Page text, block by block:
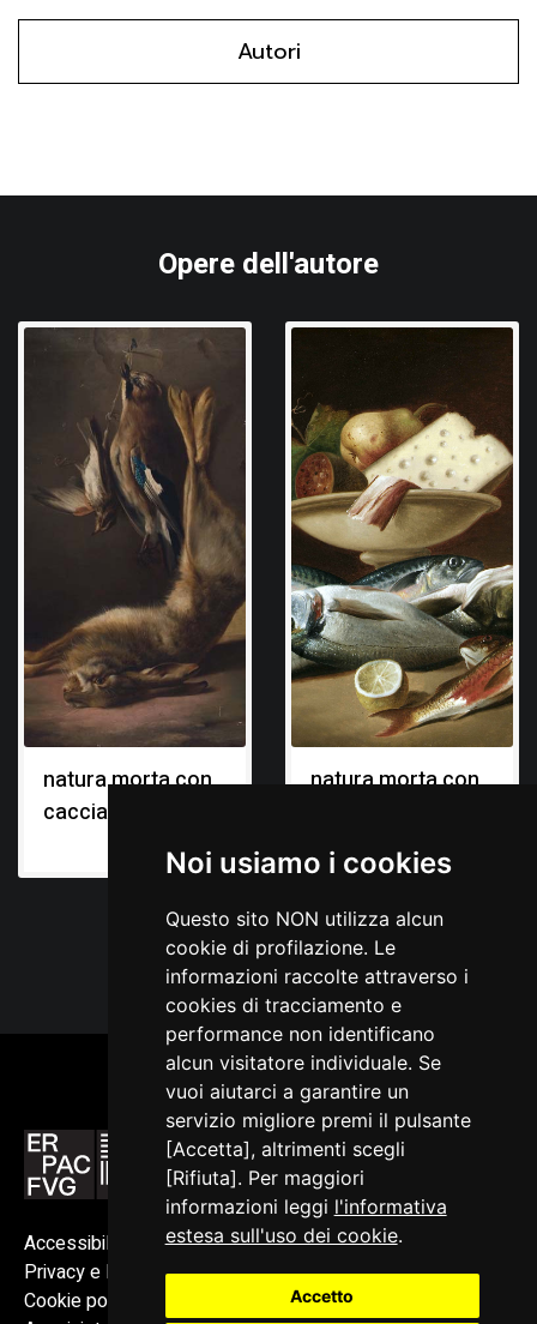
Noi usiamo i cookies
Questo sito NON utilizza alcun
cookie di profilazione. Le
informazioni raccolte attraverso i
cookies di tracciamento e
performance non identificano
alcun visitatore individuale. Se
vuoi aiutarci a garantire un
servizio migliore premi il pulsante
[Accetta], altrimenti scegli
[Rifiuta]. Per maggiori
informazioni leggi l'informativa
estesa sull'uso dei cookie.
Accetto
Autori
Opere dell'autore
natura morta con
cacciagione
natura morta con
frutta
Accessibilità
Privacy e Note legali
Cookie policy